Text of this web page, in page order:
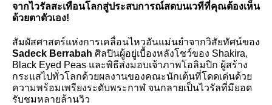
จากไวรัลสะเทือนโลกสู่ประสบการณ์สดบนเวทีที่คุณต้องเห็น
ด้วยตาตัวเอง!
Sadeck Berrabah ศิลปินผู้อยู่เบื้องหลังโชว์ของ Shakira,
Black Eyed Peas และพิธีส่งมอบเจ้าภาพโอลิมปิก ผู้สร้าง
กระแสไปทั่วโลกด้วยผลงานของคณะนักเต้นที่โดดเด่นด้วย
ความพร้อมเพรียงระดับพระกาฬ จนกลายเป็นไวรัลที่มียอด
รับชมหลายล้านวิว